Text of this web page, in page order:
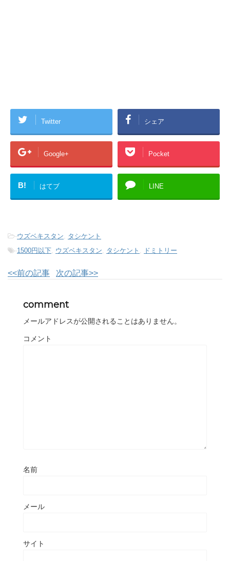
Twitter シェア
Google+ Pocket
B! はてブ LINE
-ウズベキスタン, タシケント
-1500円以下, ウズベキスタン, タシケント , ドミトリー
<<前の記事 次の記事>>
comment
メールアドレスが公開されることはありません。
コメント
名前
メール
サイト